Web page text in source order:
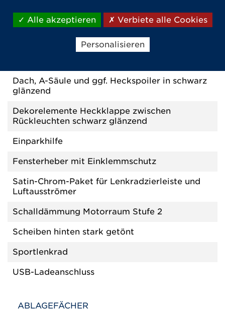
Auspuff-Doppelendrohr-Dekor schwarz
glänzend
Automatische Verriegelung der Türen bei 5
Dach, A-Säule und ggf. Heckspoiler in schwarz
glänzend
Dekorelemente Heckklappe zwischen
Rückleuchten schwarz glänzend
Einparkhilfe
Fensterheber mit Einklemmschutz
Satin-Chrom-Paket für Lenkradzierleiste und
Luftausströmer
Schalldämmung Motorraum Stufe 2
Scheiben hinten stark getönt
Sportlenkrad
USB-Ladeanschluss
ABLAGEFÄCHER
Alle akzeptieren Verbiete alle Cookies
Personalisieren